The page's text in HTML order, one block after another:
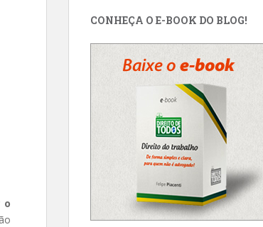
o
CONHEÇA O E-BOOK DO BLOG!